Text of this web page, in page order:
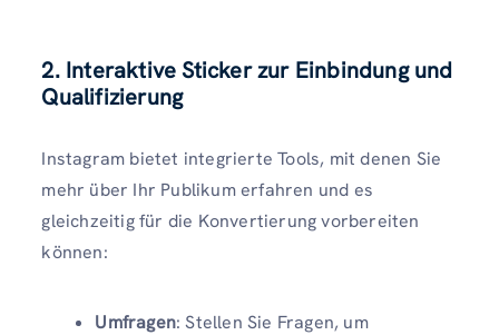
2. Interaktive Sticker zur Einbindung und
Qualifizierung
Instagram bietet integrierte Tools, mit denen Sie
mehr über Ihr Publikum erfahren und es
gleichzeitig für die Konvertierung vorbereiten
können:
Umfragen: Stellen Sie Fragen, um